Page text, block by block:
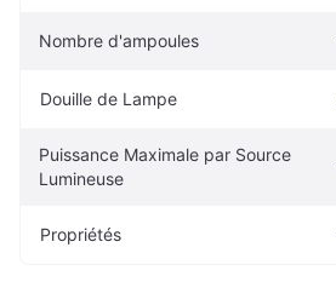
Nombre d'ampoules
Douille de Lampe
Puissance Maximale par Source
Lumineuse
Propriétés